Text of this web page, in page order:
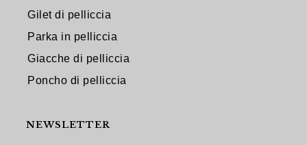
Gilet di pelliccia
Parka in pelliccia
Giacche di pelliccia
Poncho di pelliccia
NEWSLETTER